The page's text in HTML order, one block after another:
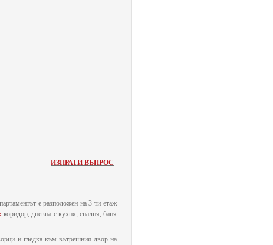
ИЗПРАТИ ВЪПРОС
е разположен на 3-ти етаж
коридор, дневна с кухня, спалня, баня
и гледка към вътрешния двор на